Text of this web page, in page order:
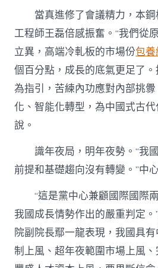
當真進修了會議精力，本鋼
工程師王磊倍感振奮。“我們從
立異，高端冷軋板的市場份包
個百分點，成長的底氣更足了
為指引，苦練內功應對內部挑
化、智能化轉型，為中國式古
說。
識年夜局，明年夜勢。“我
前提和基礎趨向沒有轉變。”中
“這是黨中心兼顧國際國際
我國成長情勢作出的嚴重判定
院副院長鄢一龍表現，我國具
制上風、超年夜範圍市場上風、